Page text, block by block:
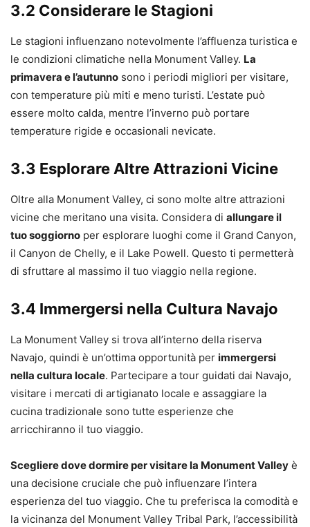
3.2 Considerare le Stagioni
Le stagioni influenzano notevolmente l’affluenza turistica e
le condizioni climatiche nella Monument Valley. La
primavera e l’autunno sono i periodi migliori per visitare,
con temperature più miti e meno turisti. L’estate può
essere molto calda, mentre l’inverno può portare
temperature rigide e occasionali nevicate.
3.3 Esplorare Altre Attrazioni Vicine
Oltre alla Monument Valley, ci sono molte altre attrazioni
vicine che meritano una visita. Considera di allungare il
tuo soggiorno per esplorare luoghi come il Grand Canyon,
il Canyon de Chelly, e il Lake Powell. Questo ti permetterà
di sfruttare al massimo il tuo viaggio nella regione.
3.4 Immergersi nella Cultura Navajo
La Monument Valley si trova all’interno della riserva
Navajo, quindi è un’ottima opportunità per immergersi
nella cultura locale. Partecipare a tour guidati dai Navajo,
visitare i mercati di artigianato locale e assaggiare la
cucina tradizionale sono tutte esperienze che
arricchiranno il tuo viaggio.
Scegliere dove dormire per visitare la Monument Valley è
una decisione cruciale che può influenzare l’intera
esperienza del tuo viaggio. Che tu preferisca la comodità e
la vicinanza del Monument Valley Tribal Park, l’accessibilità